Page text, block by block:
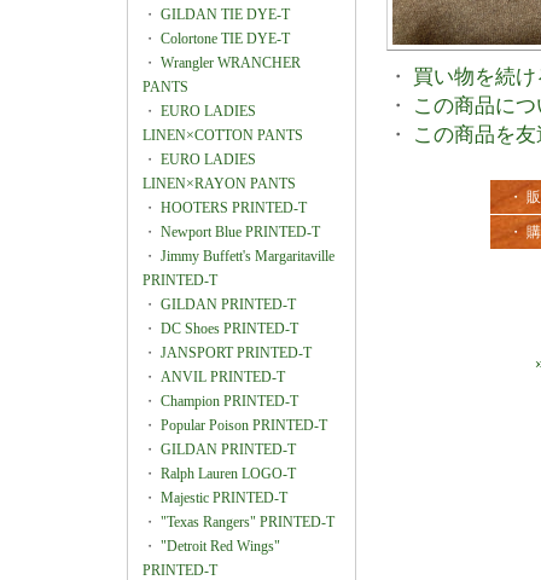
・ GILDAN TIE DYE-T
・ Colortone TIE DYE-T
・ Wrangler WRANCHER
PANTS
・ EURO LADIES
LINEN×COTTON PANTS
・ EURO LADIES
LINEN×RAYON PANTS
・ HOOTERS PRINTED-T
・ Newport Blue PRINTED-T
・ Jimmy Buffett's Margaritaville
PRINTED-T
・ GILDAN PRINTED-T
・ DC Shoes PRINTED-T
・ JANSPORT PRINTED-T
・ ANVIL PRINTED-T
・ Champion PRINTED-T
・ Popular Poison PRINTED-T
・ GILDAN PRINTED-T
・ Ralph Lauren LOGO-T
・ Majestic PRINTED-T
・ "Texas Rangers" PRINTED-T
・ "Detroit Red Wings"
PRINTED-T
・ 買い物を続け
・
この商品に
・
この商品を
・
・